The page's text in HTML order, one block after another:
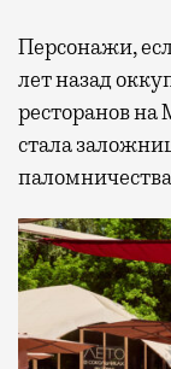
Персонажи,
лет назад
ресторанов на
стала